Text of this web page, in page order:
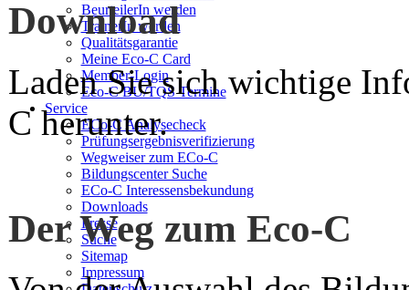
BeurteilerIn werden
TrainerIn werden
Qualitätsgarantie
Meine Eco-C Card
Member-Login
Eco-C BU/TQS Termine
Service
ECo-C Analysecheck
Prüfungsergebnisverifizierung
Wegweiser zum ECo-C
Bildungscenter Suche
ECo-C Interessensbekundung
Downloads
Presse
Suche
Sitemap
Impressum
Download
Laden Sie sich wichtige
C herunter.
Der Weg zum Eco-C